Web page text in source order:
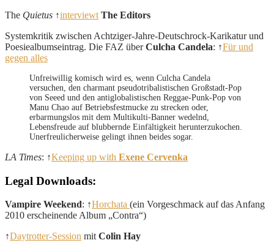
The Quietus ↑interviewt The Editors
Systemkritik zwischen Achtziger-Jahre-Deutschrock-Karikatur und
Poesiealbumseintrag. Die FAZ überCulcha Candela: ↑Für und
gegen alles
Unfreiwillig komisch wird es, wenn Culcha Candela
versuchen, den charmant pseudotribalistischen Großstadt-Pop
von Seeed und den antiglobalistischen Reggae-Punk-Pop von
Manu Chao auf Betriebsfestmucke zu strecken oder,
erbarmungslos mit dem Multikulti-Banner wedelnd,
Lebensfreude auf blubbernde Einfältigkeit herunterzukochen.
Unerfreulicherweise gelingt ihnen beides sogar.
LA Times: ↑Keeping up with Exene Cervenka
Legal Downloads:
Vampire Weekend: ↑Horchata (ein Vorgeschmack auf das Anfang
2010 erscheinende Album „Contra“)
↑Daytrotter-Session mit Colin Hay